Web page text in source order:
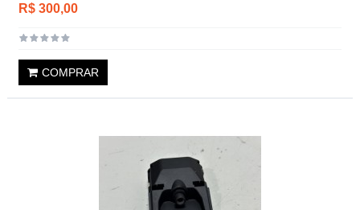
R$ 300,00
COMPRAR